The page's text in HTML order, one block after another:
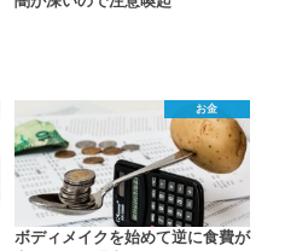
お金
ボディメイクを始めて逆に食費が